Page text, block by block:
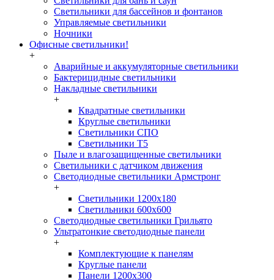
Светильники для бассейнов и фонтанов
Управляемые светильники
Ночники
Офисные светильники!
+
Аварийные и аккумуляторные светильники
Бактерицидные светильники
Накладные светильники
+
Квадратные светильники
Круглые светильники
Светильники СПО
Светильники Т5
Пыле и влагозащищенные светильники
Светильники с датчиком движения
Светодиодные светильники Армстронг
+
Светильники 1200х180
Светильники 600х600
Светодиодные светильники Грильято
Ультратонкие светодиодные панели
+
Комплектующие к панелям
Круглые панели
Панели 1200х300